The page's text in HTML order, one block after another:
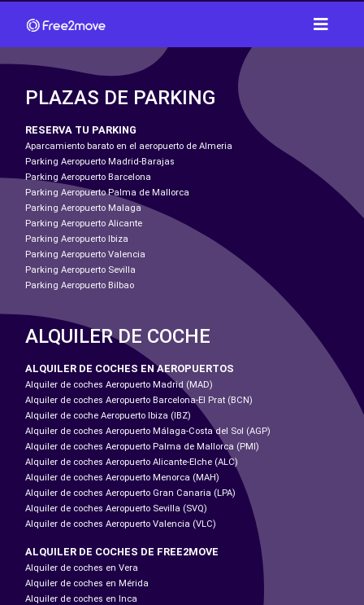
PLAZAS DE PARKING
RESERVA TU PARKING
Aparcamiento barato en el aeropuerto de Almeria
Parking Aeropuerto Madrid-Barajas
Parking Aeropuerto Barcelona
Parking Aeropuerto Palma de Mallorca
Parking Aeropuerto Malaga
Parking Aeropuerto Alicante
Parking Aeropuerto Ibiza
Parking Aeropuerto Valencia
Parking Aeropuerto Sevilla
Parking Aeropuerto Bilbao
ALQUILER DE COCHE
ALQUILER DE COCHES EN AEROPUERTOS
Alquiler de coches Aeropuerto Madrid (MAD)
Alquiler de coches Aeropuerto Barcelona-El Prat (BCN)
Alquiler de coche Aeropuerto Ibiza (IBZ)
Alquiler de coches Aeropuerto Málaga-Costa del Sol (AGP)
Alquiler de coches Aeropuerto Palma de Mallorca (PMI)
Alquiler de coches Aeropuerto Alicante-Elche (ALC)
Alquiler de coches Aeropuerto Menorca (MAH)
Alquiler de coches Aeropuerto Gran Canaria (LPA)
Alquiler de coches Aeropuerto Sevilla (SVQ)
Alquiler de coches Aeropuerto Valencia (VLC)
ALQUILER DE COCHES DE FREE2MOVE
Alquiler de coches en Vera
Alquiler de coches en Mérida
Alquiler de coches en Inca